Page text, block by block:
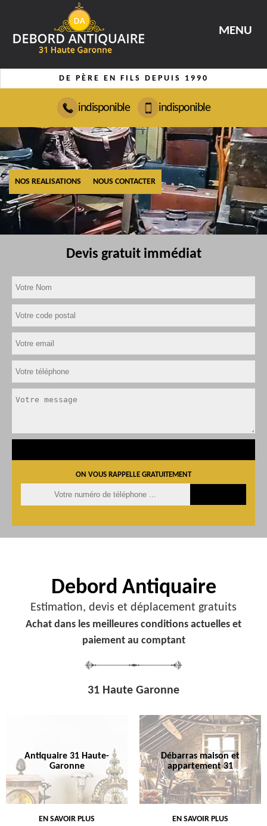
MENU
DE PÈRE EN FILS DEPUIS 1990
indisponible indisponible
NOS REALISATIONS NOUS CONTACTER
Devis gratuit immédiat
ON VOUS RAPPELLE GRATUITEMENT
Debord Antiquaire
Estimation, devis et déplacement gratuits
Achat dans les meilleures conditions actuelles et
paiement au comptant
31 Haute Garonne
Antiquaire 31 Haute-
Garonne
EN SAVOIR PLUS
Débarras maison et
appartement 31
EN SAVOIR PLUS